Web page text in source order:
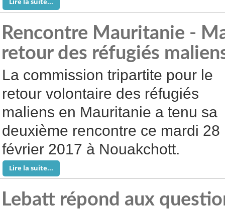
Rencontre Mauritanie -
retour des réfugiés
La commission tripartite pour le
retour volontaire des réfugiés
maliens en Mauritanie a tenu sa
deuxième rencontre ce mardi 28
février 2017 à Nouakchott.
Lire la suite...
Lebatt répond aux